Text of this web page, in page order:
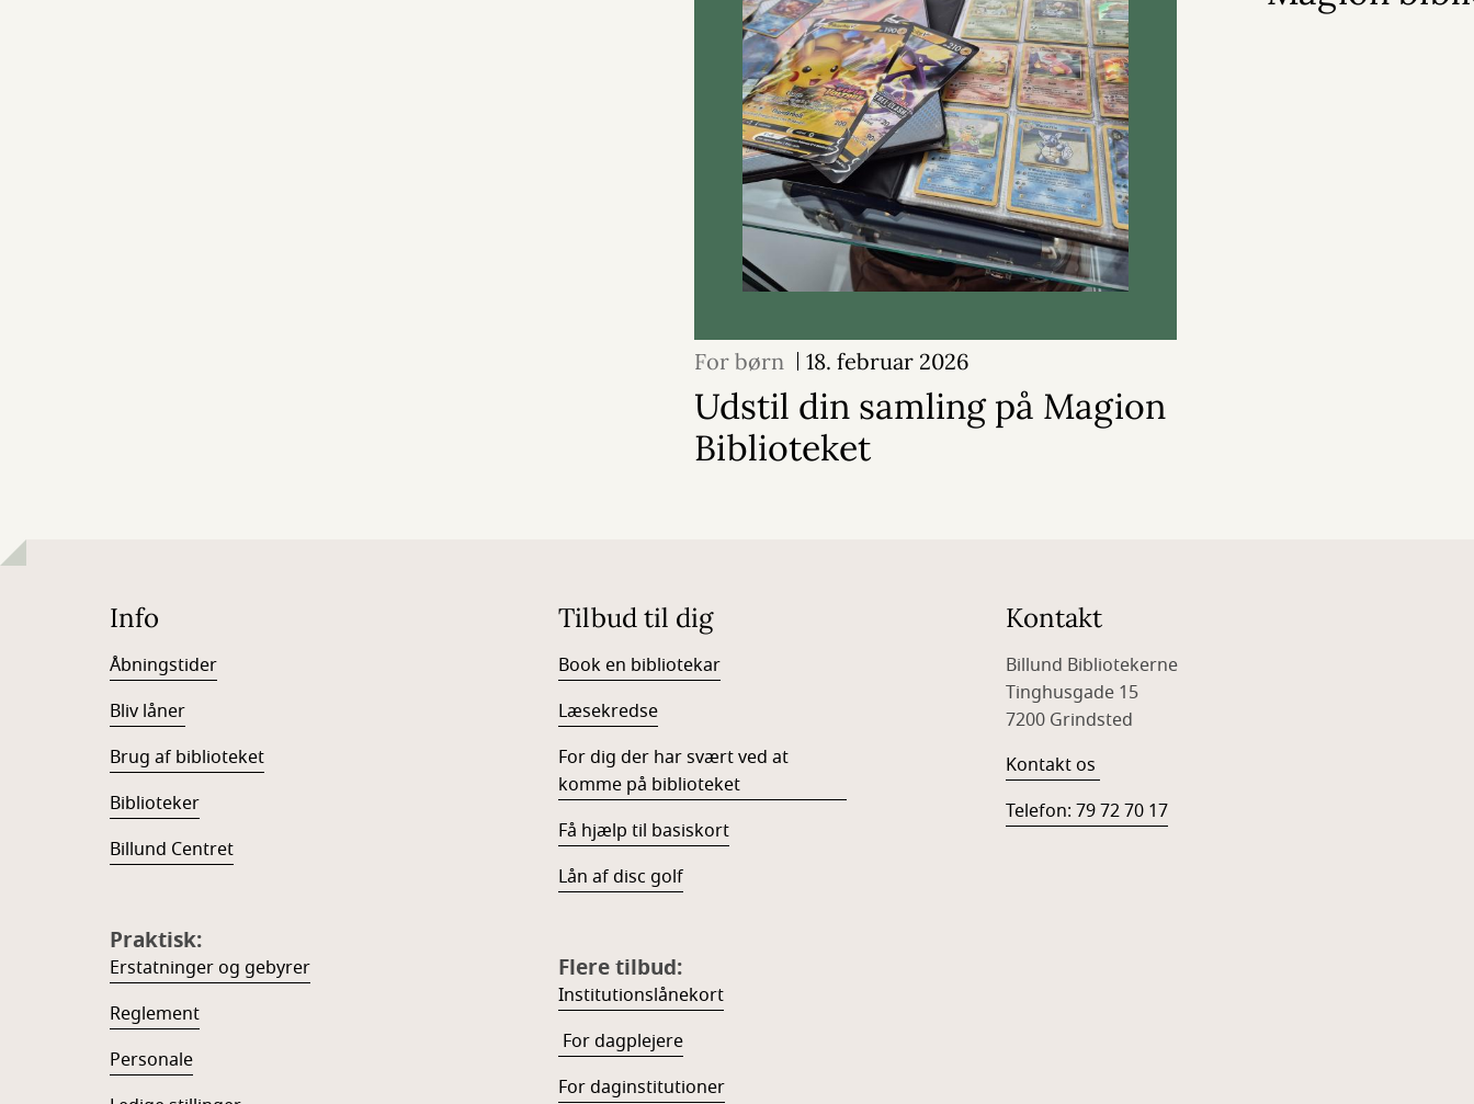
For børn 18. februar 2026
Udstil din samling på Magion
Biblioteket
Info
Åbningstider
Bliv låner
Brug af biblioteket
Biblioteker
Billund Centret
Praktisk:
Erstatninger og gebyrer
Reglement
Personale
Tilbud til dig
Book en bibliotekar
Læsekredse
For dig der har svært ved at
komme på biblioteket
Få hjælp til basiskort
Lån af disc golf
Flere tilbud:
Institutionslånekort
For dagplejere
For daginstitutioner
Kontakt
Billund Bibliotekerne
Tinghusgade 15
7200 Grindsted
Kontakt os
Telefon: 79 72 70 17